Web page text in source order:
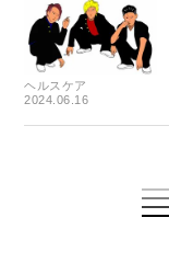
ヘルスケア
2024.06.16